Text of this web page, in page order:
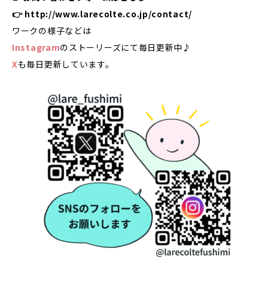
👉 http://www.larecolte.co.jp/contact/
ワークの様子などは
Instagramのストーリーズにて毎日更新中♪
Xも毎日更新しています。